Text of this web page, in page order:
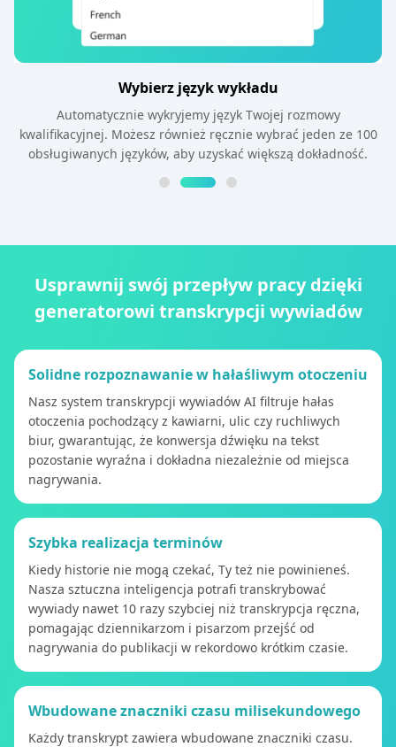
Wybierz język wykładu
Automatycznie wykryjemy język Twojej rozmowy
kwalifikacyjnej. Możesz również ręcznie wybrać jeden ze 100
obsługiwanych języków, aby uzyskać większą dokładność.
Usprawnij swój przepływ pracy dzięki
generatorowi transkrypcji wywiadów
Solidne rozpoznawanie w hałaśliwym otoczeniu
Nasz system transkrypcji wywiadów AI filtruje hałas
otoczenia pochodzący z kawiarni, ulic czy ruchliwych
biur, gwarantując, że konwersja dźwięku na tekst
pozostanie wyraźna i dokładna niezależnie od miejsca
nagrywania.
Szybka realizacja terminów
Kiedy historie nie mogą czekać, Ty też nie powinieneś.
Nasza sztuczna inteligencja potrafi transkrybować
wywiady nawet 10 razy szybciej niż transkrypcja ręczna,
pomagając dziennikarzom i pisarzom przejść od
nagrywania do publikacji w rekordowo krótkim czasie.
Wbudowane znaczniki czasu milisekundowego
Każdy transkrypt zawiera wbudowane znaczniki czasu.